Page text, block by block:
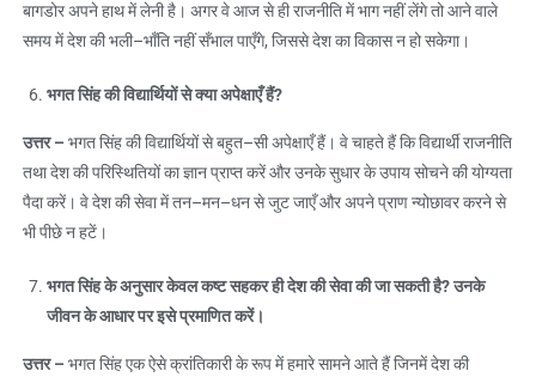
बागडोर अपने हाथ में लेनी है। अगर वे आज से ही राजनीति में भाग नहीं लेंगे तो आने वाले
समय में देश की भली–भाँति नहीं सँभाल पाएँगे, जिससे देश का विकास न हो सकेगा।
भगत सिंह की विद्यार्थियों से क्या अपेक्षाएँ हैं?
उत्तर – भगत सिंह की विद्यार्थियों से बहुत–सी अपेक्षाएँ हैं। वे चाहते हैं कि विद्यार्थी राजनीति
तथा देश की परिस्थितियों का ज्ञान प्राप्त करें और उनके सुधार के उपाय सोचने की योग्यता
पैदा करें। वे देश की सेवा में तन–मन–धन से जुट जाएँ और अपने प्राण न्योछावर करने से
भी पीछे न हटें।
भगत सिंह के अनुसार केवल कष्ट सहकर ही देश की सेवा की जा सकती है?उनके
जीवन के आधार पर इसे प्रमाणित करें।
उत्तर – भगत सिंह एक ऐसे क्रांतिकारी के रूप में हमारे सामने आते हैं जिनमें देश की